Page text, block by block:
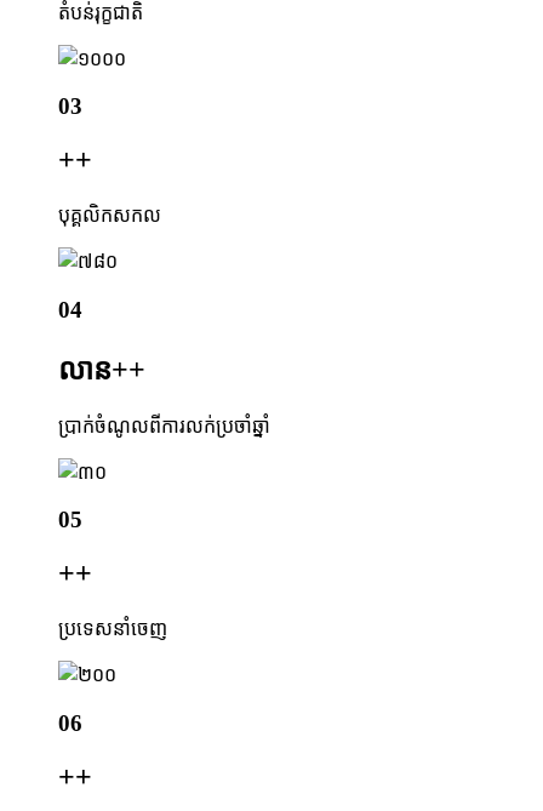
តំបន់រុក្ខជាតិ
03
++
បុគ្គលិកសកល
04
លាន++
ប្រាក់ចំណូលពីការលក់ប្រចាំឆ្នាំ
05
++
ប្រទេសនាំចេញ
06
++